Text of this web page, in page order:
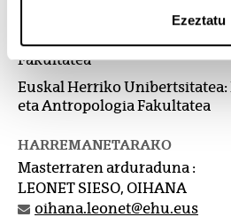
Ezeztatu
Euskal Herriko
Fakultatea
Euskal Herriko
eta Antropologia Fakultatea
HARREMANETARAKO
Masterraren arduraduna :
LEONET SIESO, OIHANA
oihana.leonet@ehu.eus